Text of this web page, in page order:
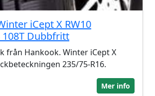
iCept X RW10
108T Dubbfritt
från Hankook. Winter iCept X
235/75-R16.
Mer info